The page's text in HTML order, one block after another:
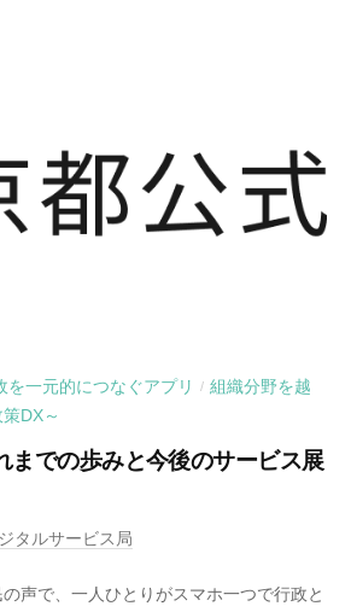
一元的につなぐアプリ / 組織分野を越
DX～
までの歩みと今後のサービス展
タルサービス局
声で、一人ひとりがスマホ一つで行政と